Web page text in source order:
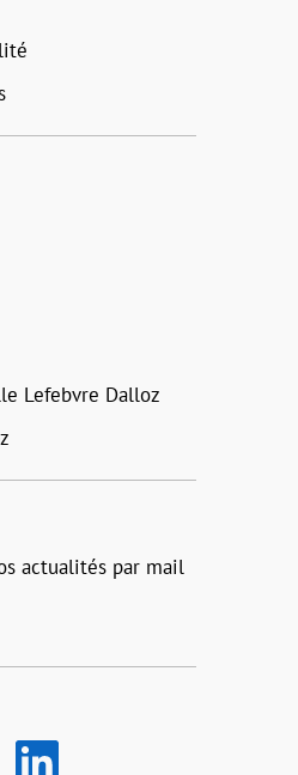
Lefebvre Dalloz
actualités par mail